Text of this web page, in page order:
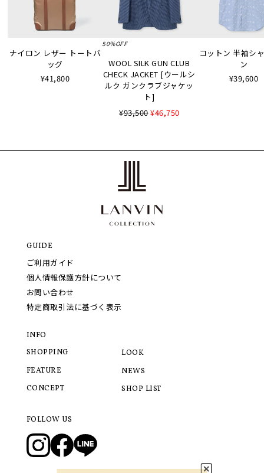
ナイロン レザー トートバ
ッグ
¥41,800
50%OFF
WOOL SILK GUN CLUB
CHECK JACKET [ウールシ
ルク ガンクラブジャケッ
ト]
¥93,500¥46,750
コットン 半袖シ
ン
¥39,600
GUIDE
ご利用ガイド
個人情報保護方針について
お問い合わせ
特定商取引法に基づく表示
INFO
SHOPPING
FEATURE
CONCEPT
LOOK
NEWS
SHOP LIST
FOLLOW US